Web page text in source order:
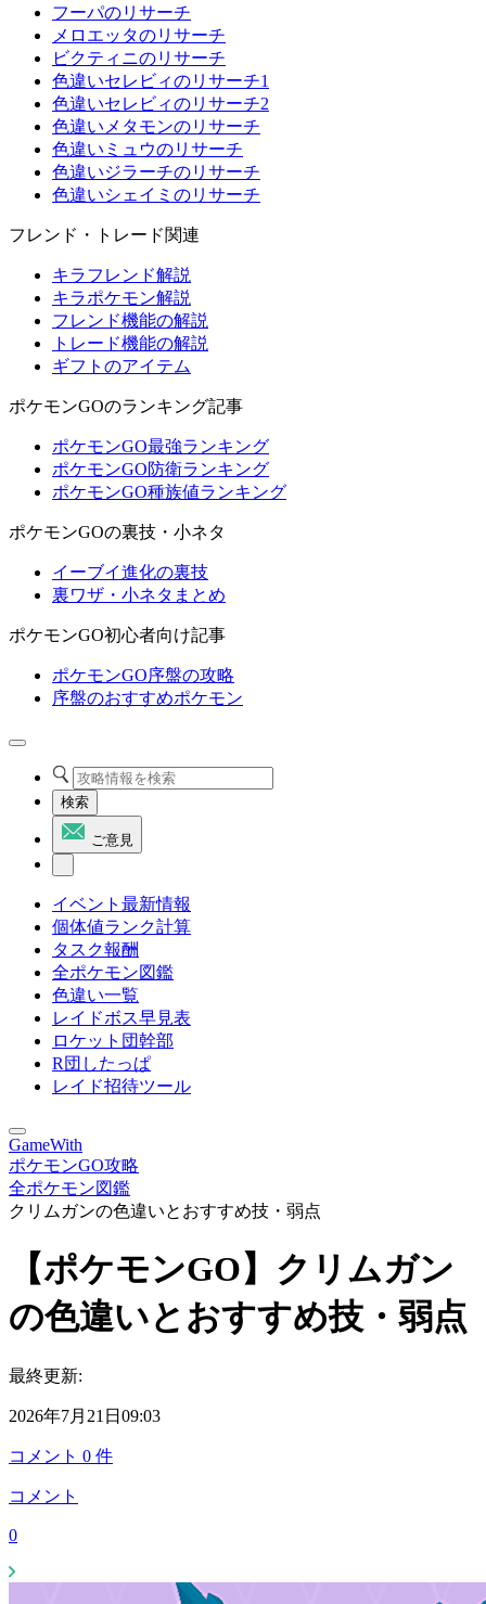
フーパのリサーチ
メロエッタのリサーチ
ビクティニのリサーチ
色違いセレビィのリサーチ1
色違いセレビィのリサーチ2
色違いメタモンのリサーチ
色違いミュウのリサーチ
色違いジラーチのリサーチ
色違いシェイミのリサーチ
フレンド・トレード関連
キラフレンド解説
キラポケモン解説
フレンド機能の解説
トレード機能の解説
ギフトのアイテム
ポケモンGOのランキング記事
ポケモンGO最強ランキング
ポケモンGO防衛ランキング
ポケモンGO種族値ランキング
ポケモンGOの裏技・小ネタ
イーブイ進化の裏技
裏ワザ・小ネタまとめ
ポケモンGO初心者向け記事
ポケモンGO序盤の攻略
序盤のおすすめポケモン
検索
ご意見
イベント最新情報
個体値ランク計算
タスク報酬
全ポケモン図鑑
色違い一覧
レイドボス早見表
ロケット団幹部
R団したっぱ
レイド招待ツール
GameWith
ポケモンGO攻略
全ポケモン図鑑
クリムガンの色違いとおすすめ技・弱点
【ポケモンGO】クリムガン
の色違いとおすすめ技・弱点
最終更新:
2026年7月21日09:03
コメント 0 件
コメント
0